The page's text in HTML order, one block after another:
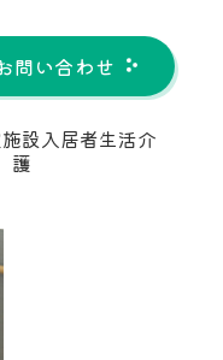
問い合わせ
設入居者生活介
護